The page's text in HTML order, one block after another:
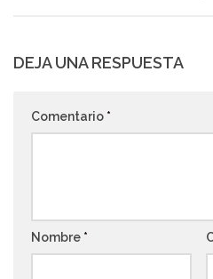
DEJA UNA RESPUESTA
Comentario *
Nombre *